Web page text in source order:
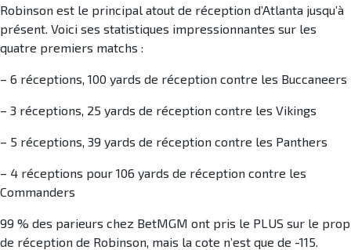
Robinson est le principal atout de réception d’Atlanta jusqu’à
présent. Voici ses statistiques impressionnantes sur les
quatre premiers matchs :
– 6 réceptions, 100 yards de réception contre les Buccaneers
– 3 réceptions, 25 yards de réception contre les Vikings
– 5 réceptions, 39 yards de réception contre les Panthers
– 4 réceptions pour 106 yards de réception contre les
Commanders
99 % des parieurs chez BetMGM ont pris le PLUS sur le prop
de réception de Robinson, mais la cote n’est que de -115.